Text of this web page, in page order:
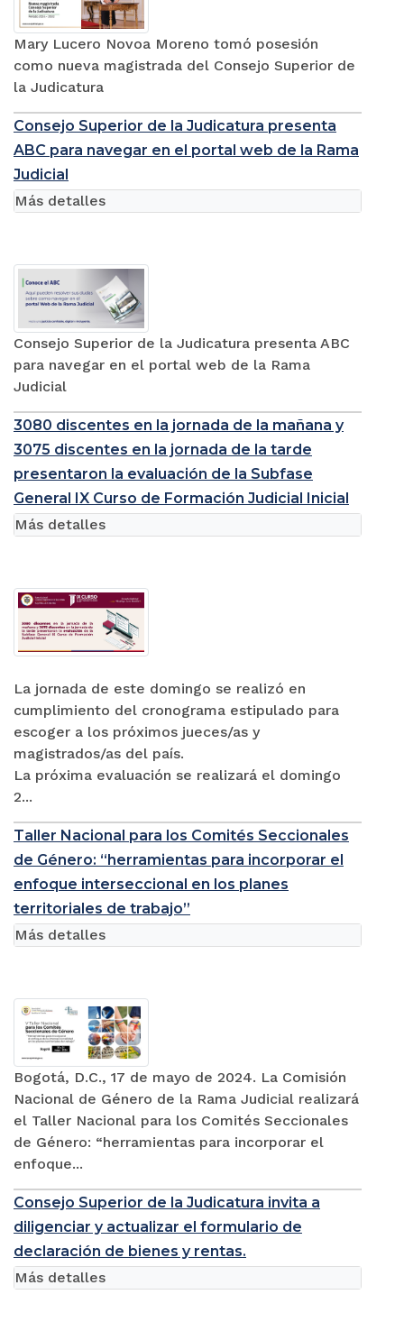
Mary Lucero Novoa Moreno tomó posesión
como nueva magistrada del Consejo Superior de
la Judicatura
Consejo Superior de la Judicatura presenta
ABC para navegar en el portal web de la Rama
Judicial
Consejo Superior de la Judicatura presenta ABC
para navegar en el portal web de la Rama
Judicial
Más detalles
3080 discentes en la jornada de la mañana y
3075 discentes en la jornada de la tarde
presentaron la evaluación de la Subfase
General IX Curso de Formación Judicial Inicial
La jornada de este domingo se realizó en
cumplimiento del cronograma estipulado para
escoger a los próximos jueces/as y
magistrados/as del país.
La próxima evaluación se realizará el domingo
2...
Más detalles
Taller Nacional para los Comités Seccionales
de Género: “herramientas para incorporar el
enfoque interseccional en los planes
territoriales de trabajo”
Bogotá, D.C., 17 de mayo de 2024. La Comisión
Nacional de Género de la Rama Judicial realizará
el Taller Nacional para los Comités Seccionales
de Género: “herramientas para incorporar el
enfoque...
Más detalles
Consejo Superior de la Judicatura invita a
diligenciar y actualizar el formulario de
declaración de bienes y rentas.
Más detalles